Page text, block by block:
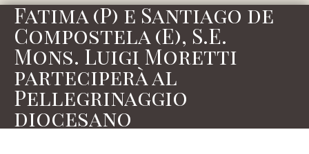
Fatima (P) e Santiago de
Compostela (E), S.E.
Mons. Luigi Moretti
parteciperà al
Pellegrinaggio
diocesano